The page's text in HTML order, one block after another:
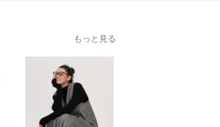
もっと見る